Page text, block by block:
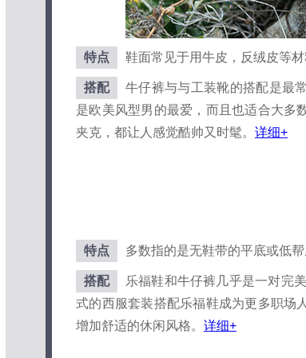
特点 鞋面常见于用牛皮，反绒皮等
搭配
牛仔裤与与工装靴的搭配是最
是欧美风型男的最爱，而且也适合大多
夹克，都让人感觉酷帅又时髦。 详细+
特点 多数指的是无鞋带的平底或低
搭配
乐福鞋和牛仔裤几乎是一对完
式的西服套装搭配乐福鞋成为更多职场
增加舒适的休闲风格。 详细+